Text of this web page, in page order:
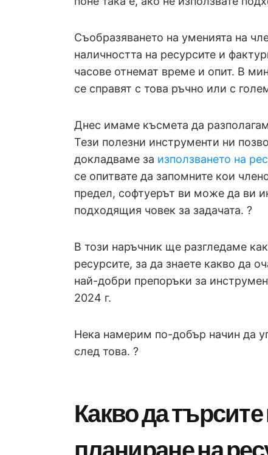
Съобразяването на уменията на
наличността на ресурсите и
часове отнемат време и опит. В
се справят с това ръчно или с
Днес имаме късмета да
Тези полезни инструменти ни
докладваме за използването на
се опитвате да запомните кои
предел, софтуерът ви може да ви
подходящия човек за задачата. ?
В този наръчник ще разгледаме
ресурсите, за да знаете какво да
най-добри препоръки за
2024 г.
Нека намерим по-добър начин да
след това. ?
Какво да
планиране на